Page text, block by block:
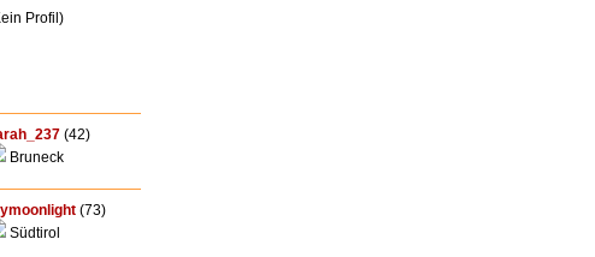
Profil)
(42)
Bruneck
(73)
Südtirol